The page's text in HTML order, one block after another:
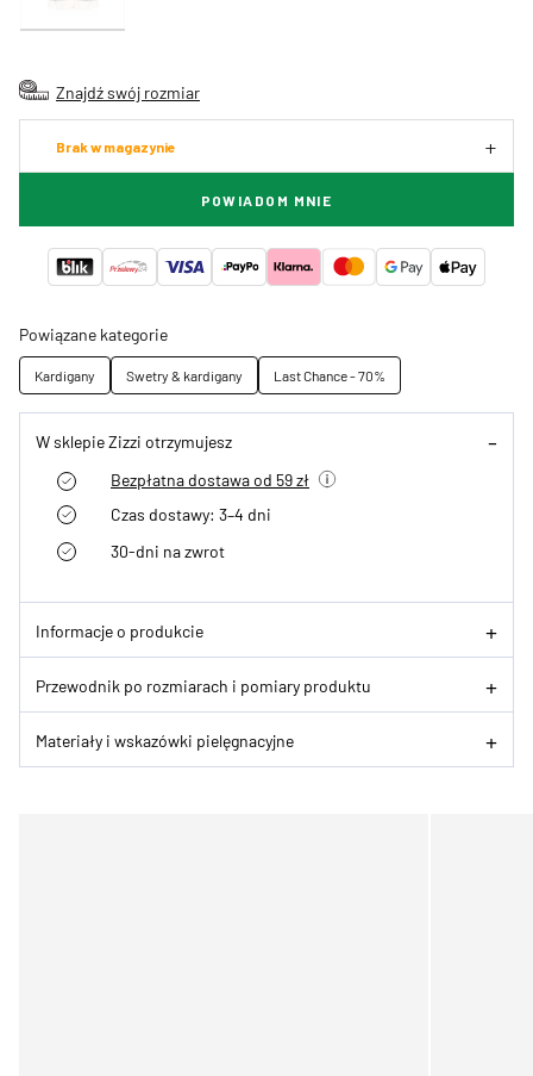
Znajdź swój rozmiar
Brak w magazynie
POWIADOM MNIE
Powiązane kategorie
Kardigany Swetry & kardigany Last Chance - 70%
W sklepie Zizzi otrzymujesz
Bezpłatna dostawa od 59 zł
Czas dostawy: 3–4 dni
30-dni na zwrot
Informacje o produkcie
Przewodnik po rozmiarach i pomiary produktu
Materiały i wskazówki pielęgnacyjne